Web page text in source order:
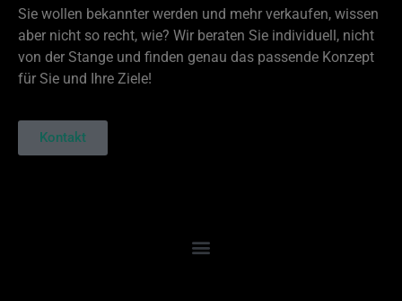
Sie wollen bekannter werden und mehr verkaufen, wissen
aber nicht so recht, wie? Wir beraten Sie individuell, nicht
von der Stange und finden genau das passende Konzept
für Sie und Ihre Ziele!
Kontakt